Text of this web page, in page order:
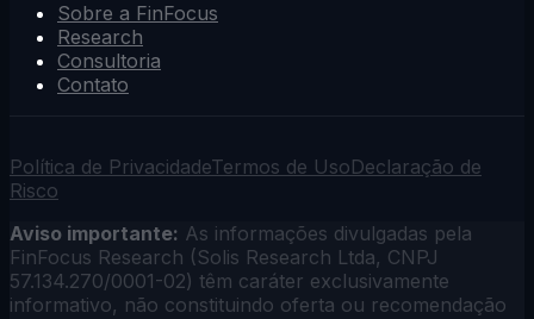
Sobre a FinFocus
Research
Consultoria
Contato
Política de PrivacidadeTermos de UsoDeclaração de
Risco
Aviso importante: As informações divulgadas pela
FinFocus Research (Solis Research Ltda, CNPJ
57.134.270/0001-02) têm caráter exclusivamente
informativo, não constituindo oferta ou recomendação